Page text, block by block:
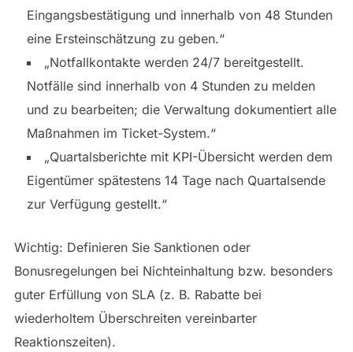
Eingangsbestätigung und innerhalb von 48 Stunden
eine Ersteinschätzung zu geben.“
„Notfallkontakte werden 24/7 bereitgestellt.
Notfälle sind innerhalb von 4 Stunden zu melden
und zu bearbeiten; die Verwaltung dokumentiert alle
Maßnahmen im Ticket-System.“
„Quartalsberichte mit KPI-Übersicht werden dem
Eigentümer spätestens 14 Tage nach Quartalsende
zur Verfügung gestellt.“
Wichtig: Definieren Sie Sanktionen oder
Bonusregelungen bei Nichteinhaltung bzw. besonders
guter Erfüllung von SLA (z. B. Rabatte bei
wiederholtem Überschreiten vereinbarter
Reaktionszeiten).